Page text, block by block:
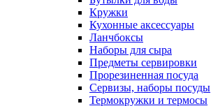
Кружки
Кухонные аксессуары
Ланчбоксы
Наборы для сыра
Предметы сервировки
Прорезиненная посуда
Сервизы, наборы посуды
Термокружки и термосы